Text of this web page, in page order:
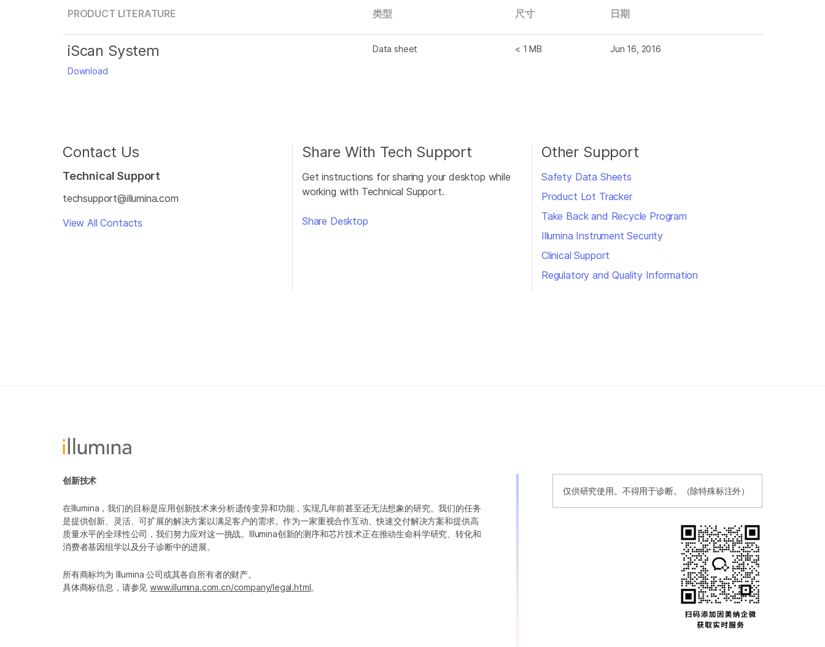
PRODUCT LITERATURE 类型 尺寸 日期
iScan System
Download
Data sheet < 1 MB Jun 16, 2016
Contact Us
Technical Support
techsupport@illumina.com
View All Contacts
Share With Tech Support
Get instructions for sharing your desktop while
working with Technical Support.
Share Desktop
Other Support
Safety Data Sheets
Product Lot Tracker
Take Back and Recycle Program
Illumina Instrument Security
Clinical Support
Regulatory and Quality Information
仅供研究使用。不得用于诊断。（除特殊标注外）
创新技术
在Illumina，我们的目标是应用创新技术来分析遗传变异和功能，实现几年前甚至还无法想象的研究。我们的任务
是提供创新、灵活、可扩展的解决方案以满足客户的需求。作为一家重视合作互动、快速交付解决方案和提供高
质量水平的全球性公司，我们努力应对这一挑战。Illumina创新的测序和芯片技术正在推动生命科学研究、转化和
消费者基因组学以及分子诊断中的进展。
所有商标均为 Illumina 公司或其各自所有者的财产。
具体商标信息，请参见www.illumina.com.cn/company/legal.html。